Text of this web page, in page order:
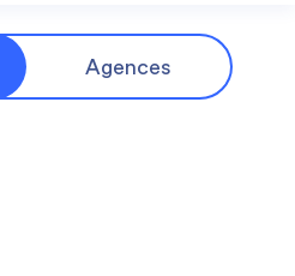
Agences